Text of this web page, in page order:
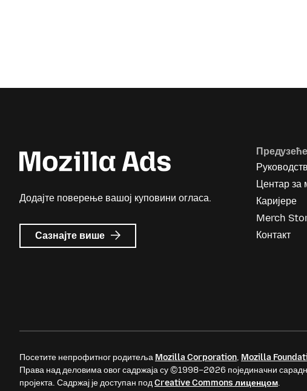
Додајте поверење вашој куповини огласа.
Сазнајте више о
Mozilla
Предузеће
Центар за
Каријере
Merch
Контакт
Посетите непрофитног родитеља Mozilla Corporation, Mozilla
Права над деловима овог садржаја су ©1998–2026 појединачни
пројекта. Садржај је доступан подCreative Commons лиценцом.